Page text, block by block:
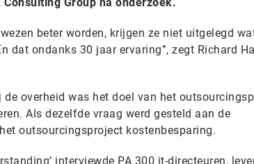
beter worden, krijgen ze niet uitgelegd
dat ondanks 30 jaar ervaring”, zegt Richard
overheid was het doel van het
Als dezelfde vraag werd gesteld aan de
outsourcingsproject kostenbesparing.
interviewde PA 300 it-directeuren,